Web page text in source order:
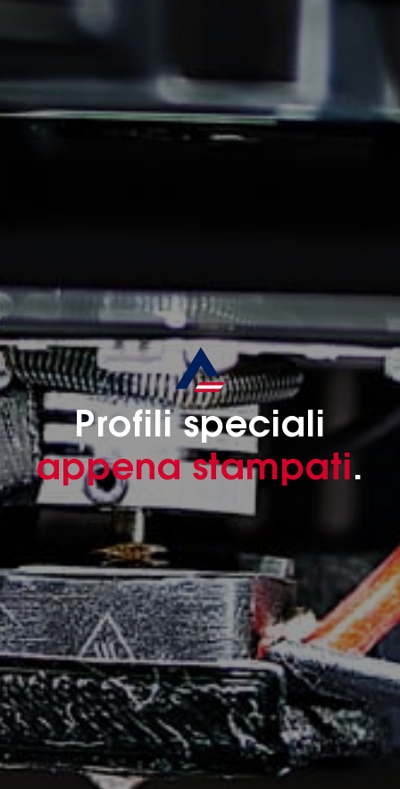
Profili speciali
appena stampati.